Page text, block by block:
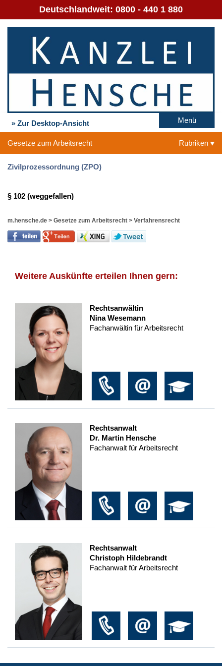
Deutschlandweit: 0800 - 440 1 880
» Zur Desktop-Ansicht Menü
Gesetze zum Arbeitsrecht Rubriken
Zivilprozessordnung (ZPO)
§ 102 (weggefallen)
m.hensche.de > Gesetze zum Arbeitsrecht > Verfahrensrecht
Weitere Auskünfte erteilen Ihnen gern:
Rechtsanwältin
Nina Wesemann
Fachanwältin für Arbeitsrecht
Rechtsanwalt
Dr. Martin Hensche
Fachanwalt für Arbeitsrecht
Rechtsanwalt
Christoph Hildebrandt
Fachanwalt für Arbeitsrecht